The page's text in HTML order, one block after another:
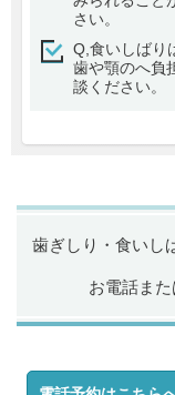
さい。
Q,食いしば
歯や顎のへ負
談ください。
歯ぎしり・食いし
お電話また